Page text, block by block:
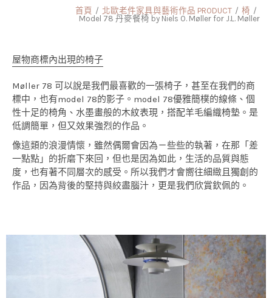
首頁 北歐老件家具與藝術作品 PRODUCT
椅
Model 78 丹麥餐椅 by Niels O. Møller for J.L. Møller
屋物商標內出現的椅子
Møller 78 可以說是我們最喜歡的一張椅子，甚至在我們的商
標中，也有model 78的影子。model 78優雅簡樸的線條、個
性十足的椅角、水墨畫般的木紋表現，搭配羊毛編織椅墊。是
低調簡單，但又效果強烈的作品。
像這類的浪漫情懷，雖然偶爾會因為ㄧ些些的執著，在那「差
一點點」的折磨下來回，但也是因為如此，生活的品質與態
度，也有著不同層次的感受。所以我們才會嚮往細緻且獨創的
作品，因為背後的堅持與絞盡腦汁，更是我們欣賞欽佩的。